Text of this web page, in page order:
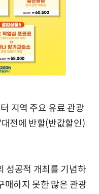
지역 주요 유료 관광
전에 반할(반값할인)
성공적 개최를 기념하
매하지 못한 많은 관광